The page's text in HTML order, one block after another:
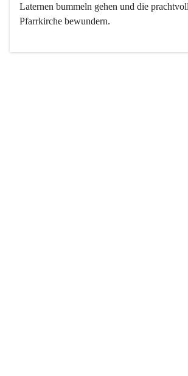
Laternen bummeln gehen und die
Pfarrkirche bewundern.
Der Weinbau dominert heute nicht mehr,